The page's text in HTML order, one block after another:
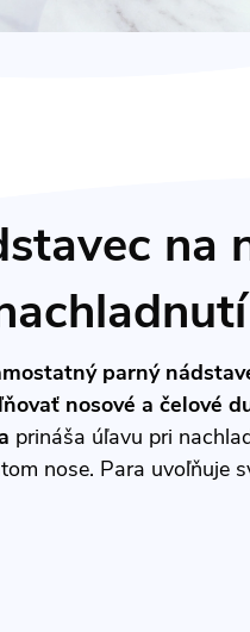
na
parný
nosové a čelové
prináša úľavu pri
nose. Para uvoľňuje